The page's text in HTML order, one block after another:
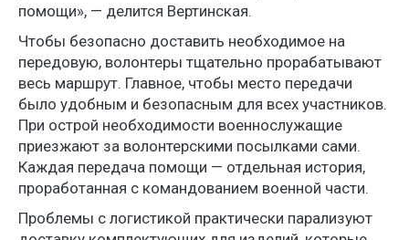
помощи», — делится Вертинская.
Чтобы безопасно доставить необходимое на
передовую, волонтеры тщательно прорабатывают
весь маршрут. Главное, чтобы место передачи
было удобным и безопасным для всех участников.
При острой необходимости военнослужащие
приезжают за волонтерскими посылками сами.
Каждая передача помощи — отдельная история,
проработанная с командованием военной части.
Проблемы с логистикой практически парализуют